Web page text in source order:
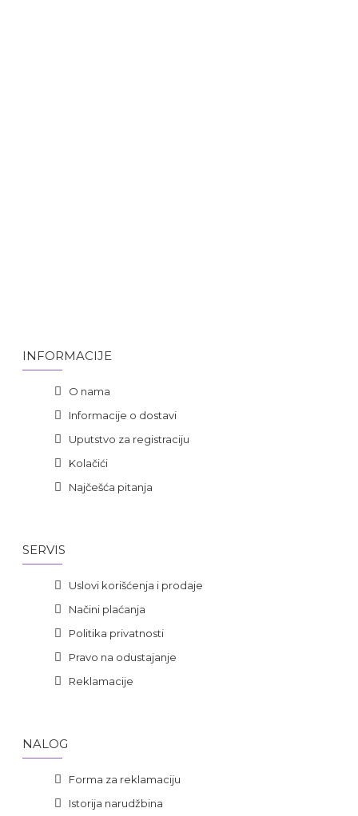
INFORMACIJE
O nama
Informacije o dostavi
Uputstvo za registraciju
Kolačići
Najčešća pitanja
SERVIS
Uslovi korišćenja i prodaje
Načini plaćanja
Politika privatnosti
Pravo na odustajanje
Reklamacije
NALOG
Forma za reklamaciju
Istorija narudžbina